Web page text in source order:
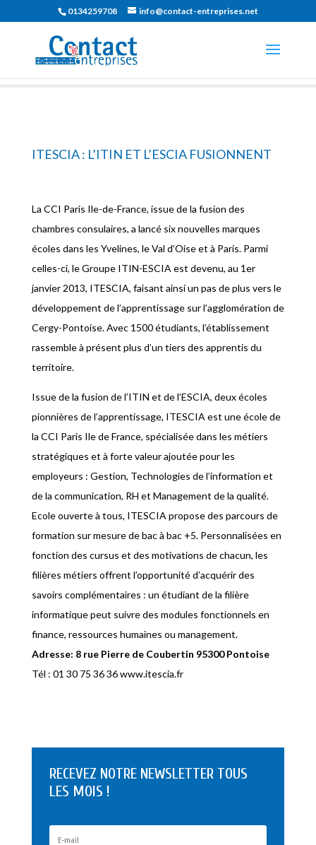
0134259708 info@contact-entreprises.net
ITESCIA : L’ITIN ET L’ESCIA FUSIONNENT
La CCI Paris Ile-de-France, issue de la fusion des
chambres consulaires, a lancé six nouvelles marques
écoles dans les Yvelines, le Val d’Oise et à Paris. Parmi
celles-ci, le Groupe ITIN-ESCIA est devenu, au 1er
janvier 2013, ITESCIA, faisant ainsi un pas de plus vers le
développement de l’apprentissage sur l’agglomération de
Cergy-Pontoise. Avec 1500 étudiants, l’établissement
rassemble à présent plus d’un tiers des apprentis du
territoire.
Issue de la fusion de l’ITIN et de l’ESCIA, deux écoles
pionnières de l’apprentissage, ITESCIA est une école de
la CCI Paris Ile de France, spécialisée dans les métiers
stratégiques et à forte valeur ajoutée pour les
employeurs : Gestion, Technologies de l’information et
de la communication, RH et Management de la qualité.
Ecole ouverte à tous, ITESCIA propose des parcours de
formation sur mesure de bac à bac +5. Personnalisées en
fonction des cursus et des motivations de chacun, les
filières métiers offrent l’opportunité d’acquérir des
savoirs complémentaires : un étudiant de la filière
informatique peut suivre des modules fonctionnels en
finance, ressources humaines ou management.
Adresse: 8 rue Pierre de Coubertin 95300 Pontoise
Tél : 01 30 75 36 36 www.itescia.fr
RECEVEZ NOTRE NEWSLETTER TOUS
LES MOIS !